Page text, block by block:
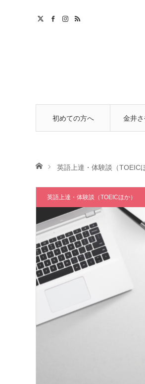
初めての方へ 金井
ホーム英語上達・体験談（TOEIC
英語上達・体験談（TOEICほか）